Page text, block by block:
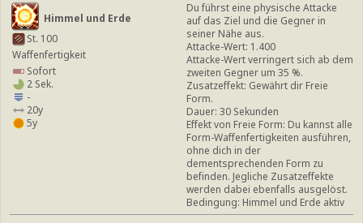
Himmel und Erde
St. 100
Waffenfertigkeit
Sofort
2 Sek.
-
20y
5y
Du führst eine physische Attacke
auf das Ziel und die Gegner in
seiner Nähe aus.
Attacke-Wert: 1.400
Attacke-Wert verringert sich ab dem
zweiten Gegner um 35 %.
Zusatzeffekt: Gewährt dir Freie
Form.
Dauer: 30 Sekunden
Effekt von Freie Form: Du kannst alle
Form-Waffenfertigkeiten ausführen,
ohne dich in der
dementsprechenden Form zu
befinden. Jegliche Zusatzeffekte
werden dabei ebenfalls ausgelöst.
Bedingung: Himmel und Erde aktiv